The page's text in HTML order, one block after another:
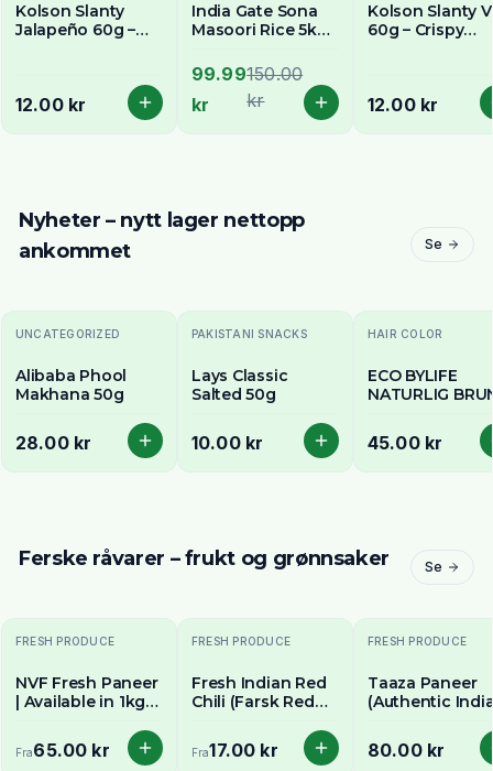
Kolson Slanty
Jalapeño 60g –
12.00 kr
India Gate Sona
Masoori Rice 5kg -
Stockholm
99.99
kr
150.00
kr
Kolson Slanty
60g – Crispy
12.00 kr
Nyheter – nytt lager nettopp
ankommet
Se
UNCATEGORIZED
Alibaba Phool
Makhana 50g
28.00 kr
PAKISTANI SNACKS
Lays Classic
Salted 50g
10.00 kr
HAIR COLOR
ECO BYLIFE
NATURLIG
45.00 kr
Ferske råvarer – frukt og grønnsaker Se
FRESH PRODUCE
NVF Fresh Paneer
| Available in 1kg
Fra65.00 kr
FRESH PRODUCE
Fresh Indian Red
Chili (Farsk Red
Quality |
Stockholm
Fra17.00 kr
FRESH PRODUCE
Taaza Paneer
(Authentic
500g - Fresh &
Creamy
80.00 kr